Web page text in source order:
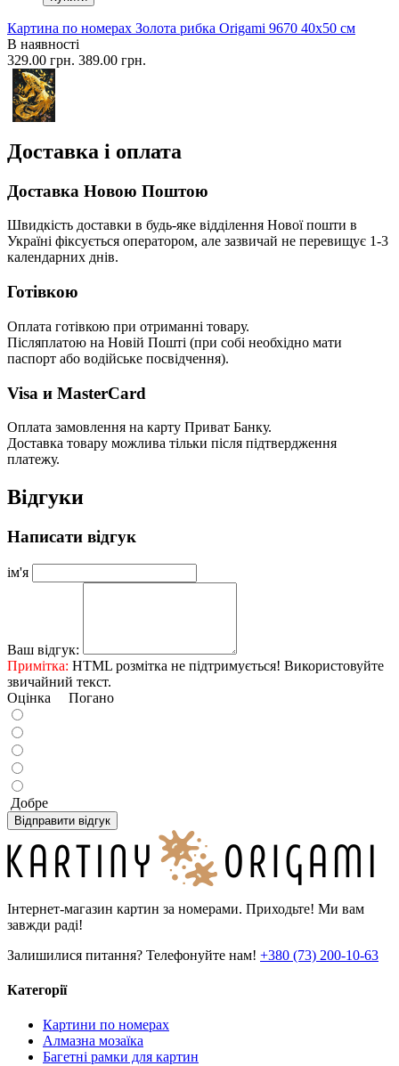
Картина по номерах Золота рибка Origami 9670 40x50 см
В наявності
329.00 грн. 389.00 грн.
Доставка і оплата
Доставка Новою Поштою
Швидкість доставки в будь-яке відділення Нової пошти в
Україні фіксується оператором, але зазвичай не перевищує 1-3
календарних днів.
Готівкою
Оплата готівкою при отриманні товару.
Післяплатою на Новій Пошті (при собі необхідно мати
паспорт або водійське посвідчення).
Visa и MasterCard
Оплата замовлення на карту Приват Банку.
Доставка товару можлива тільки після підтвердження
платежу.
Відгуки
Написати відгук
ім'я
Ваш відгук:
Примітка: HTML розмітка не підтримується! Використовуйте
звичайний текст.
Оцінка Погано
Добре
Відправити відгук
Інтернет-магазин картин за номерами. Приходьте! Ми вам
завжди раді!
Залишилися питання? Телефонуйте нам! +380 (73) 200-10-63
Категорії
Картини по номерах
Алмазна мозаїка
Багетні рамки для картин